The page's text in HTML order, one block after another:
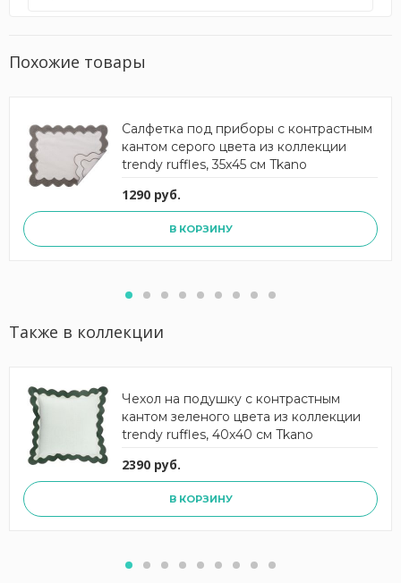
Похожие товары
Салфетка под приборы с контрастным
кантом серого цвета из коллекции
trendy ruffles, 35х45 см Tkano
1290 руб.
В КОРЗИНУ
Также в коллекции
Чехол на подушку с контрастным
кантом зеленого цвета из коллекции
trendy ruffles, 40х40 см Tkano
2390 руб.
В КОРЗИНУ